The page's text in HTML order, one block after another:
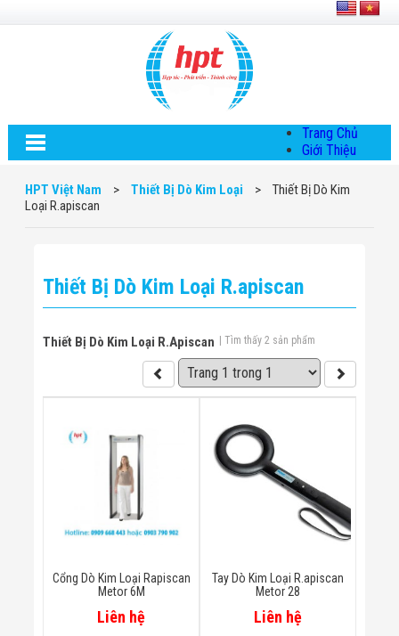
Trang Chủ
Giới Thiệu
Nam
Hội Đồng Quản
Mật Thông Tin
Thông Tin
Giải Pháp
Giải Pháp Thiết
Phẩm Đóng Gói
Giải Pháp Thiết
Bị Ngành May
Mặc - Giày Da
Bị Ngành Linh
Kiện Điện Tử
Bị Ngành Giáo
HPT Việt Nam > Thiết Bị Dò Kim Loại >
Thiết Bị Dò Kim
Loại R.apiscan
Thiết Bị Dò Kim Loại R.apiscan
Thiết Bị Dò Kim Loại R.apiscan | Tìm thấy 2 sản phẩm
Cổng Dò Kim Loại Rapiscan
Metor 6M
Liên hệ
Tay Dò Kim Loại R.apiscan
Metor 28
Liên hệ